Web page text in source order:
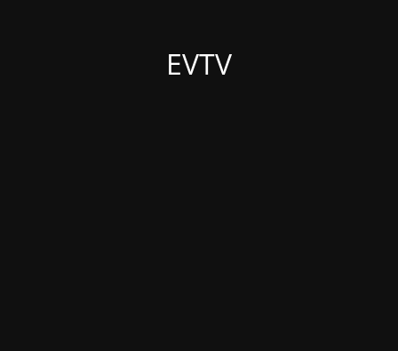
EVTV